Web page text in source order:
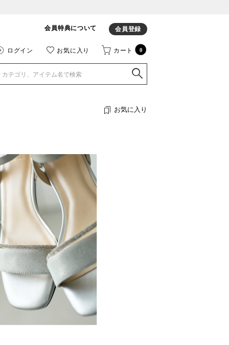
会員特典について 会員登録
ログイン お気に入り カート 0
お気に入り